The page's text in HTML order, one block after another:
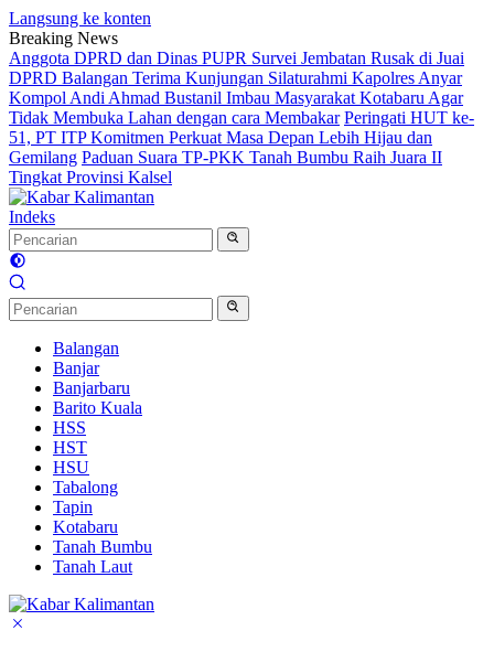
Langsung ke konten
Breaking News
Anggota DPRD dan Dinas PUPR Survei Jembatan Rusak di Juai
DPRD Balangan Terima Kunjungan Silaturahmi Kapolres Anyar
Kompol Andi Ahmad Bustanil Imbau Masyarakat Kotabaru Agar
Tidak Membuka Lahan dengan cara Membakar Peringati HUT ke-
51, PT ITP Komitmen Perkuat Masa Depan Lebih Hijau dan
Gemilang Paduan Suara TP-PKK Tanah Bumbu Raih Juara II
Tingkat Provinsi Kalsel
Indeks
Balangan
Banjar
Banjarbaru
Barito Kuala
HSS
HST
HSU
Tabalong
Tapin
Kotabaru
Tanah Bumbu
Tanah Laut